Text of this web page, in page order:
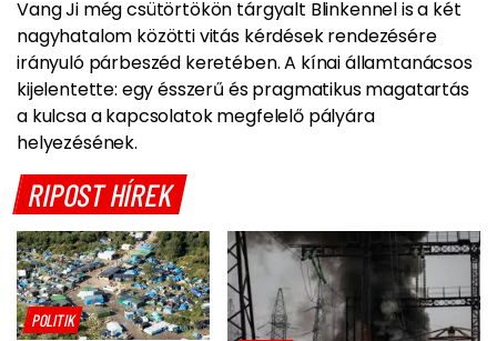
Vang Ji még csütörtökön tárgyalt Blinkennel is a két
nagyhatalom közötti vitás kérdések rendezésére
irányuló párbeszéd keretében. A kínai államtanácsos
kijelentette: egy ésszerű és pragmatikus magatartás
a kulcsa a kapcsolatok megfelelő pályára
helyezésének.
RIPOST HÍREK
POLITIK